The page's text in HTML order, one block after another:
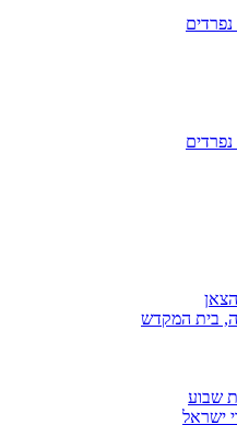
בית המקדש
שבוע
ישראל